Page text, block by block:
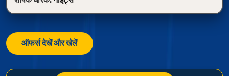
ऑफर्स देखें और खेलें